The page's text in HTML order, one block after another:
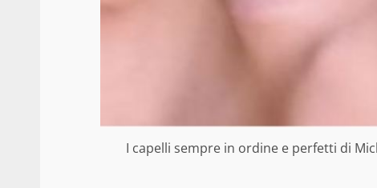
I capelli sempre in ordine e perfetti di